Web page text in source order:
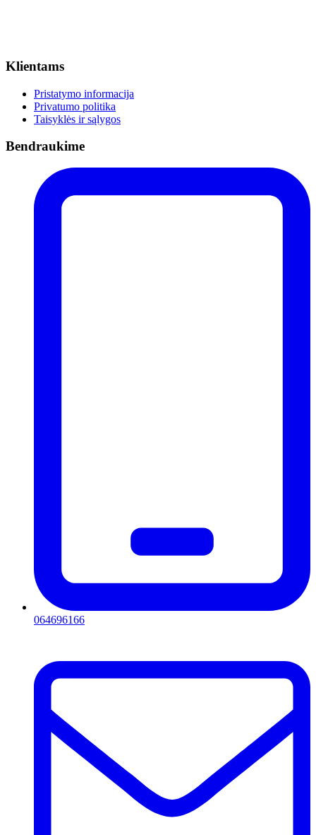
Klientams
Pristatymo informacija
Privatumo politika
Taisyklės ir sąlygos
Bendraukime
064696166